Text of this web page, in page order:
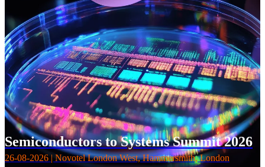
Semiconductors to Systems Summit 2026
26-08-2026 | Novotel London West, Hammersmith, London